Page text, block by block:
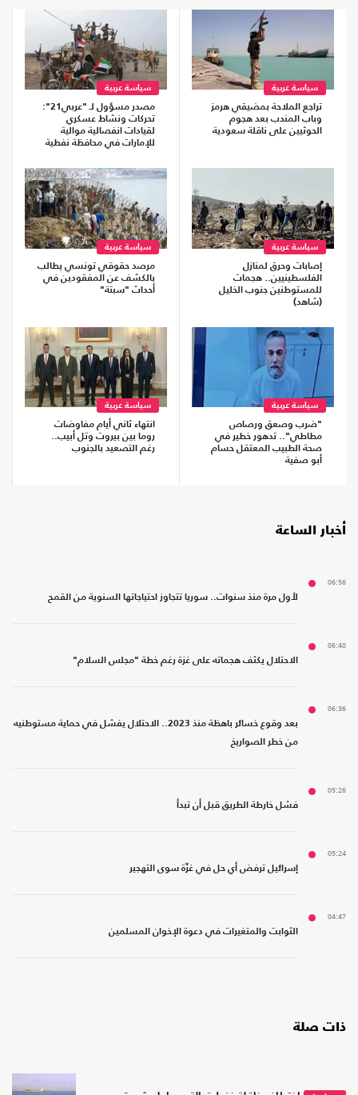
سياسة عربية
تراجع الملاحة بمضيقي هرمز
وباب المندب بعد هجوم
الحوثيين على ناقلة سعودية
سياسة عربية
مصدر مسؤول لـ "عربي21":
تحركات ونشاط عسكري
لقيادات انفصالية موالية
للإمارات في محافظة نفطية
سياسة عربية
إصابات وحرق لمنازل
الفلسطينيين.. هجمات
للمستوطنين جنوب الخليل
(شاهد)
سياسة عربية
مرصد حقوقي تونسي يطالب
بالكشف عن المفقودين في
أحداث "سبتة"
سياسة عربية
"ضرب وصعق ورصاص
مطاطي".. تدهور خطير في
صحة الطبيب المعتقل حسام
أبو صفية
سياسة عربية
انتهاء ثاني أيام مفاوضات
روما بين بيروت وتل أبيب..
رغم التصعيد بالجنوب
أخبار الساعة
06:56
لأول مرة منذ سنوات.. سوريا تتجاوز احتياجاتها السنوية من القمح
06:48
الاحتلال يكثف هجماته على غزة رغم خطة "مجلس السلام"
06:36
بعد وقوع خسائر باهظة منذ 2023.. الاحتلال يفشل في حماية مستوطنيه
من خطر الصواريخ
05:26
فشل خارطة الطريق قبل أن تبدأ
05:24
إسرائيل ترفض أي حل في غزّة سوى التهجير
04:47
الثوابت والمتغيرات في دعوة الإخوان المسلمين
ذات صلة